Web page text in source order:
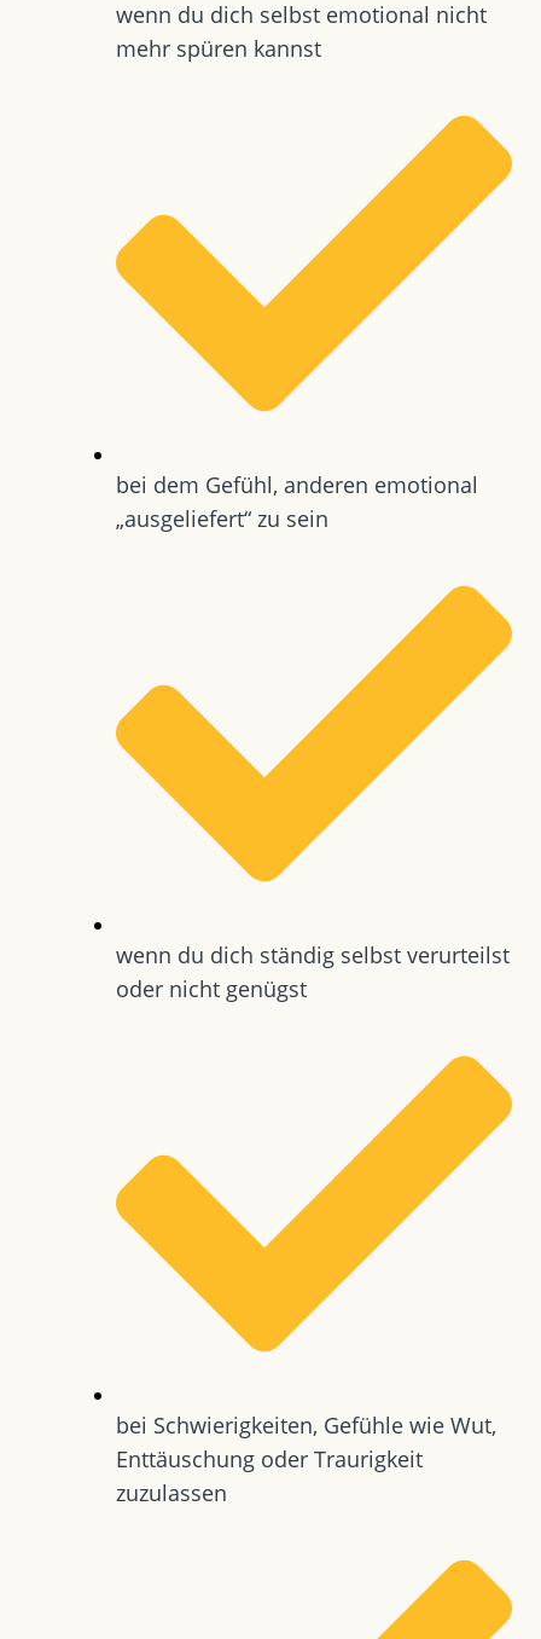
wenn du dich selbst emotional nicht
mehr spüren kannst
bei dem Gefühl, anderen emotional
„ausgeliefert“ zu sein
wenn du dich ständig selbst verurteilst
oder nicht genügst
bei Schwierigkeiten, Gefühle wie Wut,
Enttäuschung oder Traurigkeit
zuzulassen